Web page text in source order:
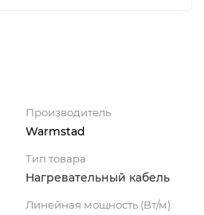
Производитель
Warmstad
Тип товара
Нагревательный кабель
Линейная мощность (Вт/м)